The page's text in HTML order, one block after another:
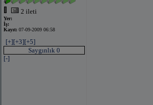
2 ileti
Yer:
İş:
Kayıt: 07-09-2009 06:58
[+][+3][+5]
Saygınlık 0
[-]